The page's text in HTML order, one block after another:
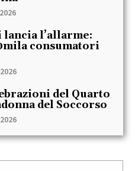
l’allarme:
consumatori
del Quarto
del Soccorso